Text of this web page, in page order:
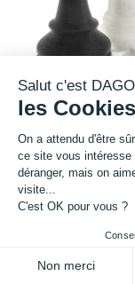
Matière :
Diamètre :
Grammage :
Salut c'est
les
On a attendu d'être
ce site vous intéresse
déranger, mais on
visite...
C'est OK pour vous ?
Non merci